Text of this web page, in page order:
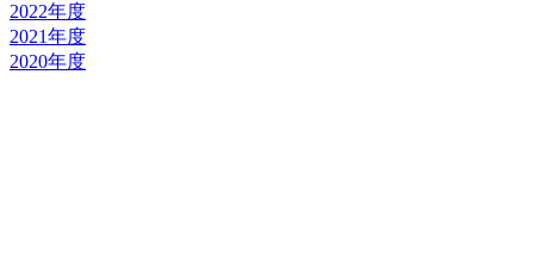
2022年度
2021年度
2020年度